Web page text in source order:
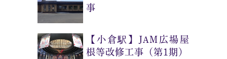
事
【小倉駅】JAM広場屋
根等改修工事（第1期）